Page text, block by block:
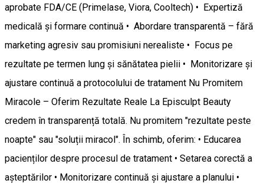
aprobate FDA/CE (Primelase, Viora, Cooltech) • Expertiză
medicală și formare continuă • Abordare transparentă – fără
marketing agresiv sau promisiuni nerealiste • Focus pe
rezultate pe termen lung și sănătatea pielii • Monitorizare și
ajustare continuă a protocolului de tratament Nu Promitem
Miracole – Oferim Rezultate Reale La Episculpt Beauty
credem în transparență totală. Nu promitem "rezultate peste
noapte" sau "soluții miracol". În schimb, oferim: • Educarea
pacienților despre procesul de tratament • Setarea corectă a
așteptărilor • Monitorizare continuă și ajustare a planului •